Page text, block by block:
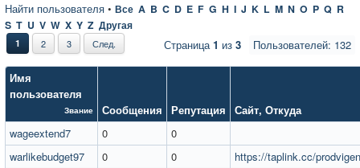
Вход
Найти пользователя • Все A B C D E F G H I J K L M N O P Q R
S T U V W X Y Z Другая
Пользователей: 132
1 2 3 След. Страница1 из 3
Имя
пользователя
Звание Сообщения Репутация Сайт, Откуда
wageextend7
0
0
warlikebudget97
0 0
https://taplink.cc/